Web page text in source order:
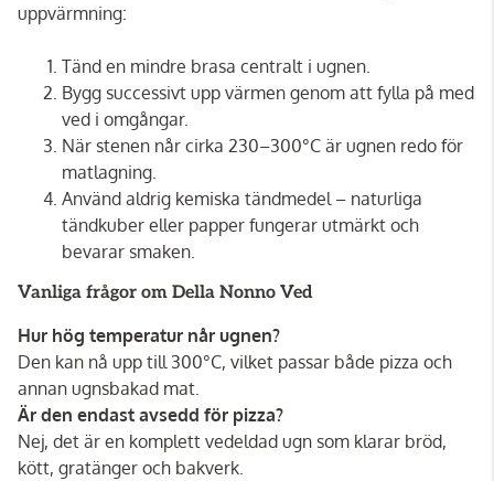
uppvärmning:
Tänd en mindre brasa centralt i ugnen.
Bygg successivt upp värmen genom att fylla på med
ved i omgångar.
När stenen når cirka 230–300°C är ugnen redo för
matlagning.
Använd aldrig kemiska tändmedel – naturliga
tändkuber eller papper fungerar utmärkt och
bevarar smaken.
Vanliga frågor om Della Nonno Ved
Hur hög temperatur når ugnen?
Den kan nå upp till 300°C, vilket passar både pizza och
annan ugnsbakad mat.
Är den endast avsedd för pizza?
Nej, det är en komplett vedeldad ugn som klarar bröd,
kött, gratänger och bakverk.